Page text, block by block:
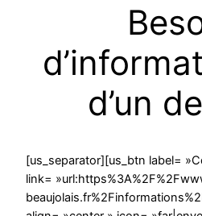
d’un
[us_separator][us_btn label=
link=